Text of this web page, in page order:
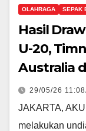
OLAHRAGA SEPAK
Hasil
U-20,
Australia
29/05/26
JAKARTA,
melakukan